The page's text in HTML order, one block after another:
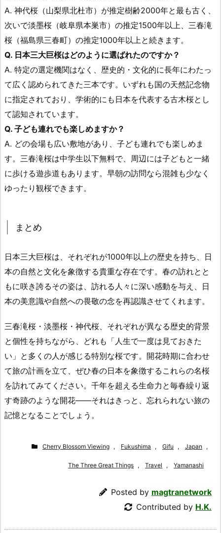
A. 神代桜（山梨県北杜市）が推定樹齢2000年と最も古く、
次いで淡墨桜（岐阜県本巣市）の推定1500年以上、三春滝
桜（福島県三春町）の推定1000年以上と続きます。
Q. 日本三大巨桜はどのように選ばれたのですか？
A. 特定の選定機関はなく、歴史的・文化的に長年にわたっ
て広く認められてきた三本です。いずれも国の天然記念物
に指定されており、学術的にも日本を代表する古木桜とし
て認知されています。
Q. 子ども連れでも楽しめますか？
A. どの会場も広い敷地があり、子ども連れでも楽しめま
す。三春滝桜は中学生以下無料で、周辺には子どもと一緒
に歩ける遊歩道もあります。早朝の訪問なら混雑も少なく
ゆったり観桜できます。
まとめ
日本三大巨桜は、それぞれが1000年以上の歴史を持ち、日
本の自然と文化を象徴する貴重な存在です。春の訪れとと
もに咲き誇るその姿は、訪れる人々に深い感動を与え、日
本の美意識や自然への畏敬の念を再認識させてくれます。
三春滝桜・淡墨桜・神代桜、それぞれが異なる歴史的背景
と個性を持ちながら、どれも「人生で一度は見ておきた
い」と多くの人が感じる特別な桜です。開花時期に合わせ
て旅の計画を立て、ぜひ春の日本を象徴するこれらの名桜
を訪れてみてください。千年を超える生命力と毎春繰り返
す奇跡のような開花——それはきっと、忘れられない旅の
記憶となることでしょう。
Cherry Blossom Viewing , Fukushima , Gifu , Japan ,
The Three Great Things , Travel , Yamanashi
Posted by magtranetwork
Contributed by H.K.